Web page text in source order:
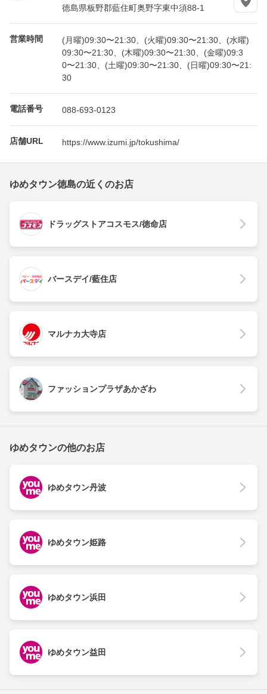
徳島県板野郡藍住町奥野字東中須88-1
営業時間
(月曜)09:30〜21:30、(火曜)09:30〜21:30、(水曜)
09:30〜21:30、(木曜)09:30〜21:30、(金曜)09:3
0〜21:30、(土曜)09:30〜21:30、(日曜)09:30〜21:
30
電話番号 088-693-0123
店舗URL https://www.izumi.jp/tokushima/
ゆめタウン徳島の近くのお店
ドラッグストアコスモス/徳命店
バースデイ/藍住店
マルナカ大寺店
ファッションプラザあかざわ
ゆめタウンの他のお店
ゆめタウン丹波
ゆめタウン姫路
ゆめタウン浜田
ゆめタウン益田